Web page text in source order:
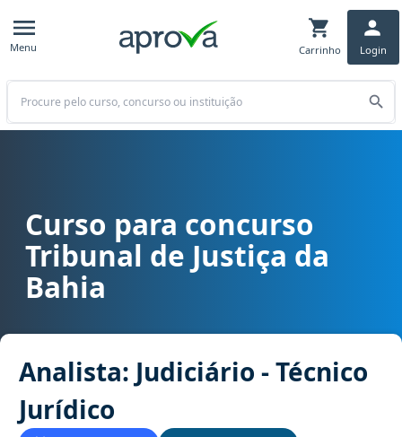
Menu Carrinho Login
Buscar
Curso para concurso TJ BA - Tribunal de Justiça da Bahia cargo
Curso para concurso
Tribunal de Justiça da
Bahia
Analista: Judiciário - Técnico
Jurídico